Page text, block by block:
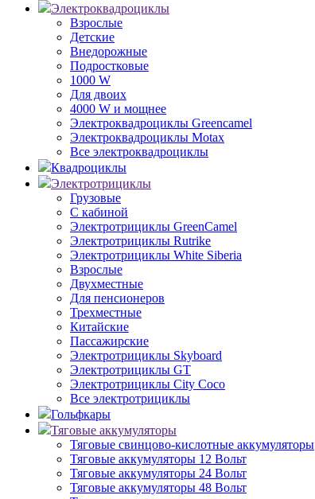
Электроквадроциклы
Взрослые
Детские
Внедорожные
Подростковые
1000 W
Для двоих
4000 W и мощнее
Электроквадроциклы Greencamel
Электроквадроциклы Motax
Все электроквадроциклы
Квадроциклы
Электротрициклы
Грузовые
С кабиной
Электротрициклы GreenCamel
Электротрициклы Rutrike
Электротрициклы White Siberia
Взрослые
Двухместные
Для пенсионеров
Трехместные
Китайские
Пассажирские
Электротрициклы Skyboard
Электротрициклы GT
Электротрициклы City Coco
Все электротрициклы
Гольфкары
Тяговые аккумуляторы
Тяговые свинцово-кислотные аккумуляторы
Тяговые аккумуляторы 12 Вольт
Тяговые аккумуляторы 24 Вольт
Тяговые аккумуляторы 48 Вольт